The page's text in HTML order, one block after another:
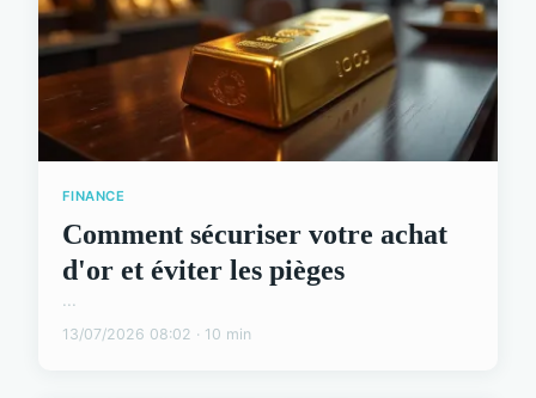
FINANCE
Comment sécuriser votre achat
d'or et éviter les pièges
...
13/07/2026 08:02 · 10 min